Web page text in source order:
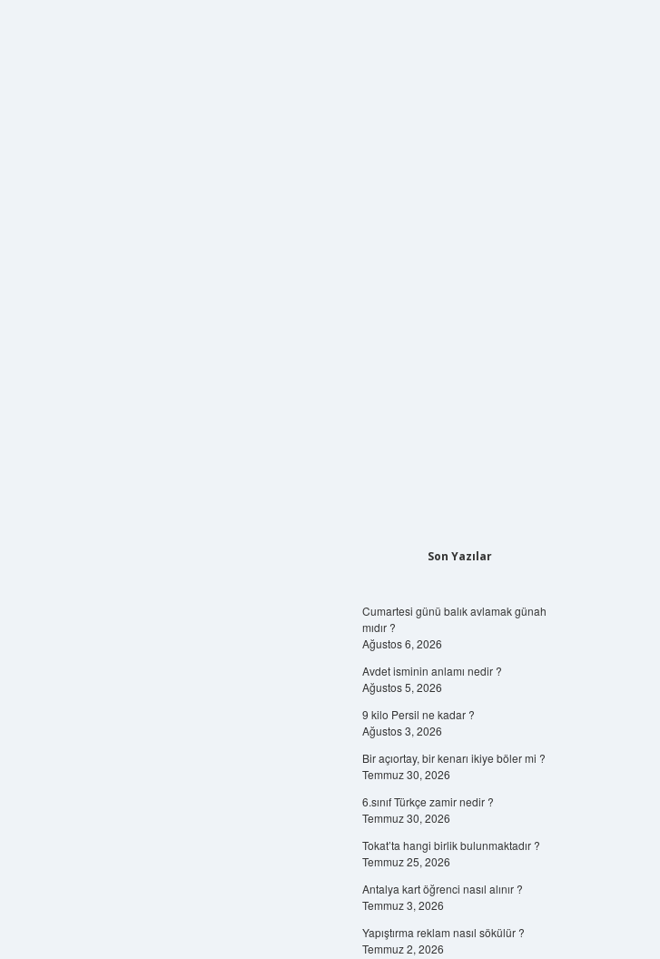
Son Yazılar
Cumartesi günü balık avlamak günah
mıdır ?
Ağustos 6, 2026
Avdet isminin anlamı nedir ?
Ağustos 5, 2026
9 kilo Persil ne kadar ?
Ağustos 3, 2026
Bir açıortay, bir kenarı ikiye böler mi ?
Temmuz 30, 2026
6.sınıf Türkçe zamir nedir ?
Temmuz 30, 2026
Tokat’ta hangi birlik bulunmaktadır ?
Temmuz 25, 2026
Antalya kart öğrenci nasıl alınır ?
Temmuz 3, 2026
Yapıştırma reklam nasıl sökülür ?
Temmuz 2, 2026